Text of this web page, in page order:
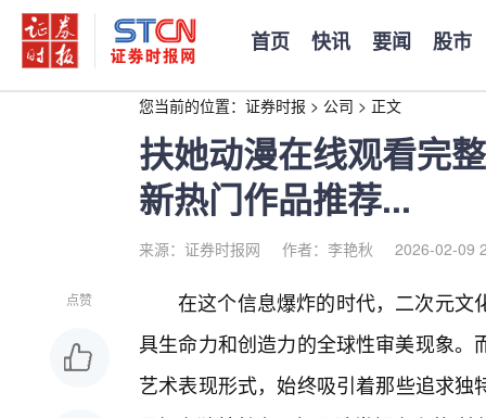
首页 快讯 要闻 股市
您当前的位置： 证券时报 > 公司 > 正文
扶她动漫在线观看完
新热门作品推荐...
来源：证券时报网 作者：李艳秋 2026-02-09
点赞
在这个信息爆炸的时代，二次元文
具生命力和创造力的全球性审美现象
艺术表现形式，始终吸引着那些追求